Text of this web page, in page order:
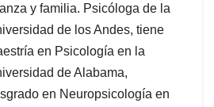
y familia. Psicóloga de la
de los Andes, tiene
en Psicología en la
de Alabama,
en Neuropsicología en